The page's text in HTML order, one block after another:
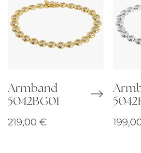
Armband
5042BG01
219,00 €